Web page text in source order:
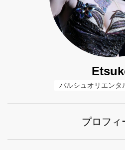
バルシュオリエンタ
プロフィ